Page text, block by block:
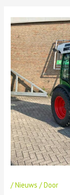
/Nieuws / Door